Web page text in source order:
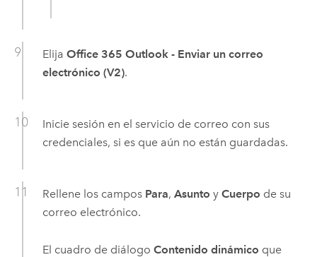
Elija Office 365 Outlook - Enviar un correo
electrónico (V2).
Inicie sesión en el servicio de correo con sus
credenciales, si es que aún no están guardadas.
Rellene los campos Para, Asunto y Cuerpo de su
correo electrónico.
El cuadro de diálogo Contenido dinámico que